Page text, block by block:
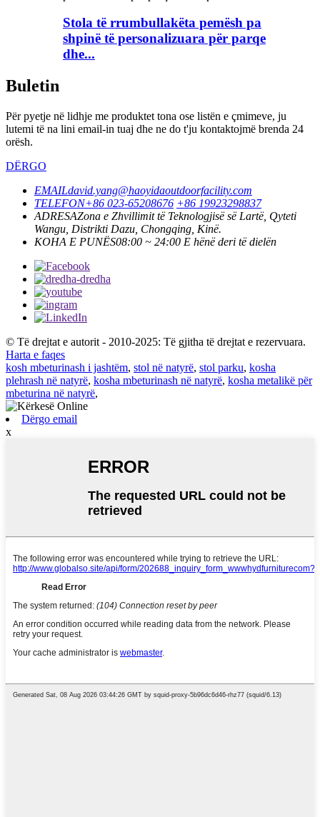
Stola të rrumbullakëta pemësh pa
shpinë të personalizuara për parqe
dhe...
Buletin
Për pyetje në lidhje me produktet tona ose listën e çmimeve, ju
lutemi të na lini email-in tuaj dhe ne do t'ju kontaktojmë brenda 24
orësh.
DËRGO
EMAILdavid.yang@haoyidaoutdoorfacility.com
TELEFON+86 023-65208676 +86 19923298837
ADRESAZona e Zhvillimit të Teknologjisë së Lartë, Qyteti
Wangu, Distrikti Dazu, Chongqing, Kinë.
KOHA E PUNËS08:00 ~ 24:00 E hënë deri të dielën
© Të drejtat e autorit - 2010-2025: Të gjitha të drejtat e rezervuara.
Harta e faqes
kosh mbeturinash i jashtëm, stol në natyrë, stol parku, kosha
plehrash në natyrë, kosha mbeturinash në natyrë, kosha metalikë për
mbeturina në natyrë,
Dërgo email
x